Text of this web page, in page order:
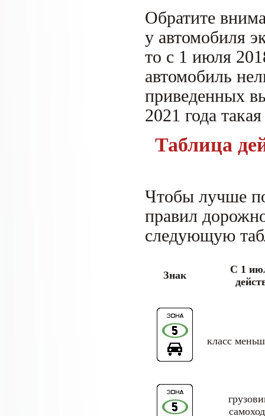
Обратите
у автомобиля
то с 1 июля
автомобиль
приведенных
2021 года
Таблица
Чтобы лучше
правил
следующую
Знак
С 1
класс